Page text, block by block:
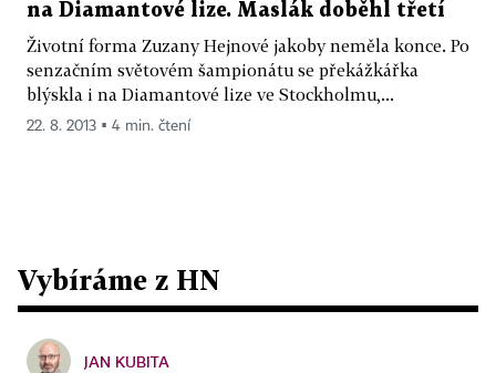
na Diamantové lize. Maslák doběhl třetí
Životní forma Zuzany Hejnové jakoby neměla konce. Po
senzačním světovém šampionátu se překážkářka
blýskla i na Diamantové lize ve Stockholmu,...
22. 8. 2013 ▪ 4 min. čtení
Vybíráme z HN
JAN KUBITA